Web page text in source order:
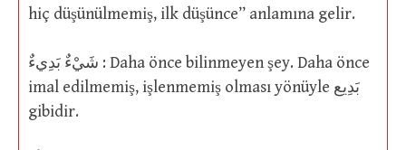
hiç düşünülmemiş, ilk düşünce” anlamına gelir.
شَيْءٌ بَدِيءٌ : Daha önce bilinmeyen şey. Daha önce
imal edilmemiş, işlenmemiş olması yönüyle بَدِيع
gibidir.